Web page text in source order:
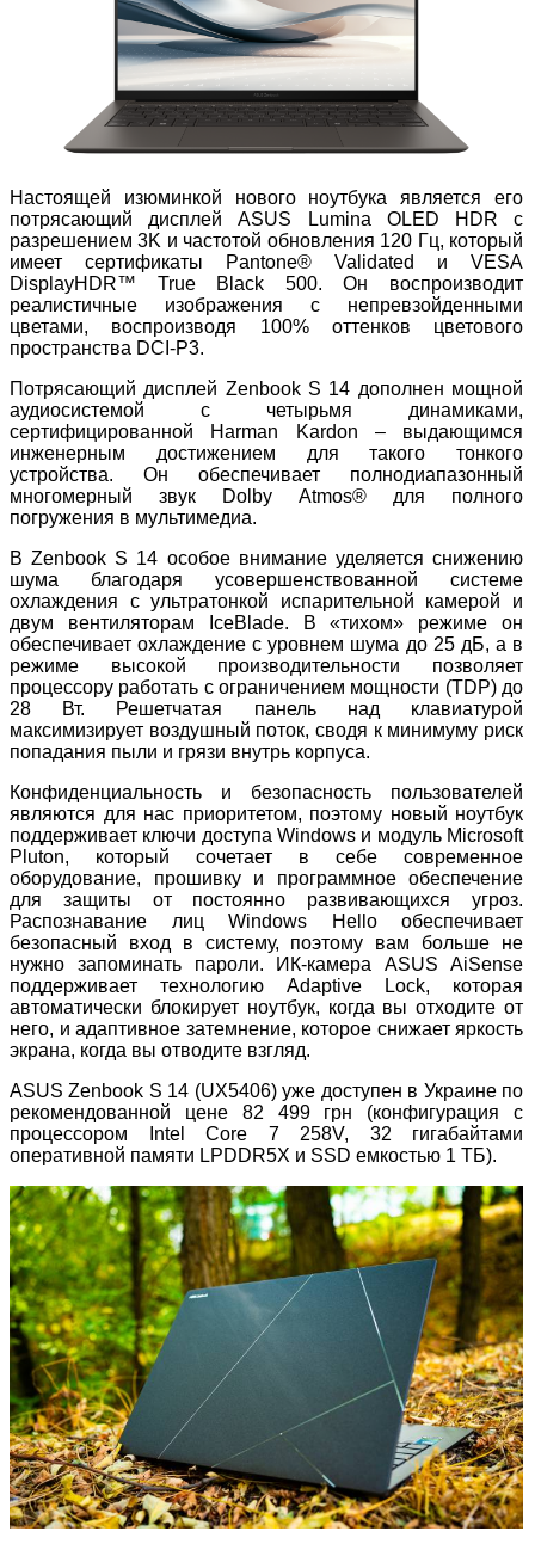
Настоящей изюминкой нового ноутбука является его
потрясающий дисплей ASUS Lumina OLED HDR с
разрешением 3K и частотой обновления 120 Гц, который
имеет сертификаты Pantone® Validated и VESA
DisplayHDR™ True Black 500. Он воспроизводит
реалистичные изображения с непревзойденными
цветами, воспроизводя 100% оттенков цветового
пространства DCI-P3.
Потрясающий дисплей Zenbook S 14 дополнен мощной
аудиосистемой с четырьмя динамиками,
сертифицированной Harman Kardon – выдающимся
инженерным достижением для такого тонкого
устройства. Он обеспечивает полнодиапазонный
многомерный звук Dolby Atmos® для полного
погружения в мультимедиа.
В Zenbook S 14 особое внимание уделяется снижению
шума благодаря усовершенствованной системе
охлаждения с ультратонкой испарительной камерой и
двум вентиляторам IceBlade. В «тихом» режиме он
обеспечивает охлаждение с уровнем шума до 25 дБ, а в
режиме высокой производительности позволяет
процессору работать с ограничением мощности (TDP) до
28 Вт. Решетчатая панель над клавиатурой
максимизирует воздушный поток, сводя к минимуму риск
попадания пыли и грязи внутрь корпуса.
Конфиденциальность и безопасность пользователей
являются для нас приоритетом, поэтому новый ноутбук
поддерживает ключи доступа Windows и модуль Microsoft
Pluton, который сочетает в себе современное
оборудование, прошивку и программное обеспечение
для защиты от постоянно развивающихся угроз.
Распознавание лиц Windows Hello обеспечивает
безопасный вход в систему, поэтому вам больше не
нужно запоминать пароли. ИК-камера ASUS AiSense
поддерживает технологию Adaptive Lock, которая
автоматически блокирует ноутбук, когда вы отходите от
него, и адаптивное затемнение, которое снижает яркость
экрана, когда вы отводите взгляд.
ASUS Zenbook S 14 (UX5406) уже доступен в Украине по
рекомендованной цене 82 499 грн (конфигурация с
процессором Intel Core 7 258V, 32 гигабайтами
оперативной памяти LPDDR5X и SSD емкостью 1 ТБ).